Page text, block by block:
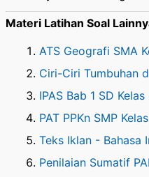
Materi Latihan Soal
ATS Geografi SMA
Ciri-Ciri Tumbuhan
IPAS Bab 1 SD
PAT PPKn SMP
Teks Iklan - Bahasa
Penilaian Sumatif